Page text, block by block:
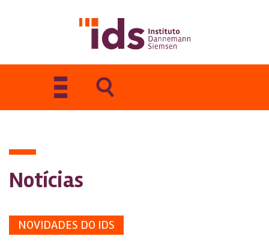
Toggle
navigation
Notícias
NOVIDADES DO IDS